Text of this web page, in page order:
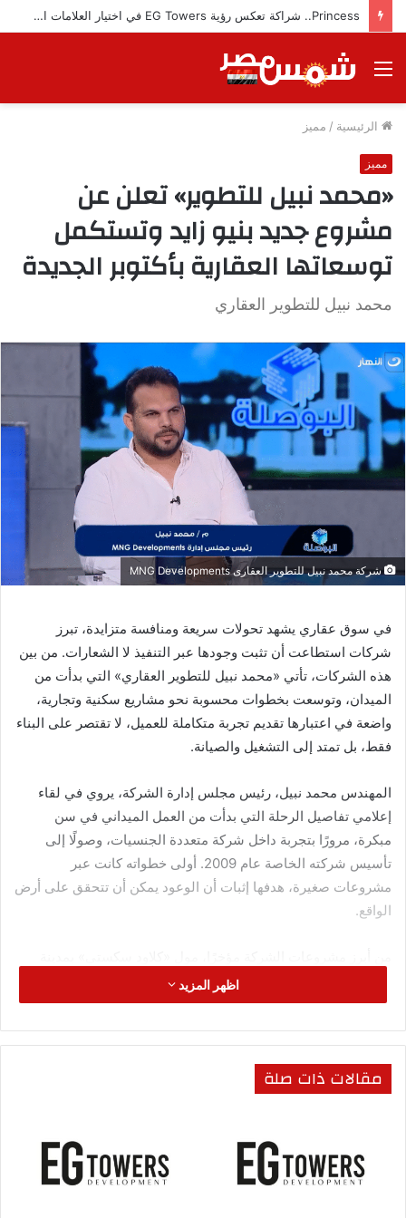
Princess.. شراكة تعكس رؤية EG Towers في اختيار العلامات التجارية المميزة
القائمة
الرئيسية / مميز
مميز
«محمد نبيل للتطوير» تعلن عن
مشروع جديد بنيو زايد وتستكمل
توسعاتها العقارية بأكتوبر الجديدة
محمد نبيل للتطوير العقاري
شركة محمد نبيل للتطوير العقارى MNG Developments
في سوق عقاري يشهد تحولات سريعة ومنافسة متزايدة، تبرز
شركات استطاعت أن تثبت وجودها عبر التنفيذ لا الشعارات. من بين
هذه الشركات، تأتي «محمد نبيل للتطوير العقاري» التي بدأت من
الميدان، وتوسعت بخطوات محسوبة نحو مشاريع سكنية وتجارية،
واضعة في اعتبارها تقديم تجربة متكاملة للعميل، لا تقتصر على البناء
فقط، بل تمتد إلى التشغيل والصيانة.
المهندس محمد نبيل، رئيس مجلس إدارة الشركة، يروي في لقاء
إعلامي تفاصيل الرحلة التي بدأت من العمل الميداني في سن
مبكرة، مرورًا بتجربة داخل شركة متعددة الجنسيات، وصولًا إلى
تأسيس شركته الخاصة عام 2009. أولى خطواته كانت عبر
مشروعات صغيرة، هدفها إثبات أن الوعود يمكن أن تتحقق على أرض
الواقع.
أكتوبر الجديدة، على مساحة 3611 متر مربع، في موقع استراتيجي
على شارع رئيسي، محاط بكثافة سكانية ومجتمعات عمرانية قائمة.
المشروع يضم أنشطة تجارية، مكاتب إدارية، عيادات، ومساحات
مخصصة للبنوك، مع إمكانية تخصيص دور كامل كمستشفى.
ما يميز الشركة، بحسب نبيل، ليس فقط التصميم أو الموقع، بل
دقيقة تشمل السكان المحيطين، احتياجاتهم، والخدمات المطلوبة في
المنطقة. كما تسعى الشركة إلى تقديم نموذج أقرب لفكرة المدينة
اظهر المزيد
مقالات ذات صلة